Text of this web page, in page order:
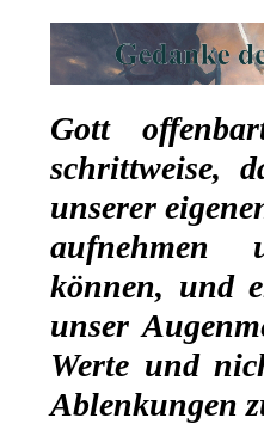
Gott
schrittweise,
unserer
aufnehmen
können, und
unser
Werte und
Ablenkungen